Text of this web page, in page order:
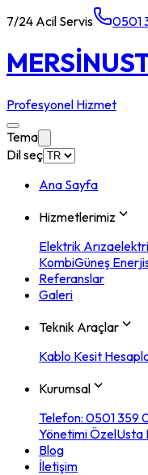
7/24 Acil Servis 0501
MERSİN
Profesyonel Hizmet
Tema
Dil seç
Ana Sayfa
Hizmetlerimiz
Elektrik Arıza
KombiGüneş
Referanslar
Galeri
Teknik Araçlar
Kablo Kesit
Kurumsal
Telefon: 0501 359
Yönetimi ÖzelUsta
Blog
İletişim